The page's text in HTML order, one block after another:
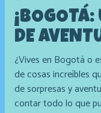
¡BOGOTÁ:
DE
¿Vives en Bogotá o
de cosas increíbles
de sorpresas y
contar todo lo que